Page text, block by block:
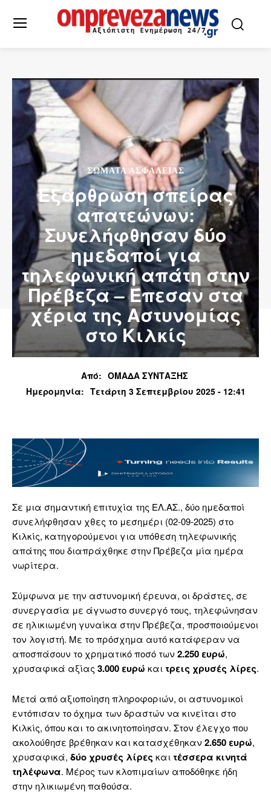
ΣΩΜΑΤΑ ΑΣΦΑΛΕΙΑΣ
Εξάρθρωση σπείρας
απατεώνων:
Συνελήφθησαν δύο
ημεδαποί για
τηλεφωνική απάτη στην
Πρέβεζα – Έπεσαν στα
χέρια της Αστυνομίας
στο Κιλκίς
Από: ΟΜΑΔΑ ΣΥΝΤΑΞΗΣ
Ημερομηνία: Τετάρτη 3 Σεπτεμβρίου 2025 - 12:41
Σε μια σημαντική επιτυχία της ΕΛ.ΑΣ., δύο ημεδαποί
συνελήφθησαν χθες το μεσημέρι (02-09-2025) στο
Κιλκίς, κατηγορούμενοι για υπόθεση τηλεφωνικής
απάτης που διαπράχθηκε στην Πρέβεζα μία ημέρα
νωρίτερα.
Σύμφωνα με την αστυνομική έρευνα, οι δράστες, σε
συνεργασία με άγνωστο συνεργό τους, τηλεφώνησαν
σε ηλικιωμένη γυναίκα στην Πρέβεζα, προσποιούμενοι
τον λογιστή. Με το πρόσχημα αυτό κατάφεραν να
αποσπάσουν το χρηματικό ποσό των 2.250 ευρώ,
χρυσαφικά αξίας 3.000 ευρώ καιτρεις χρυσές λίρες.
Μετά από αξιοποίηση πληροφοριών, οι αστυνομικοί
εντόπισαν το όχημα των δραστών να κινείται στο
Κιλκίς, όπου και το ακινητοποίησαν. Στον έλεγχο που
ακολούθησε βρέθηκαν και κατασχέθηκαν 2.650 ευρώ,
χρυσαφικά, δύο χρυσές λίρεςκαιτέσσερα κινητά
τηλέφωνα. Μέρος των κλοπιμαίων αποδόθηκε ήδη
στην ηλικιωμένη παθούσα.